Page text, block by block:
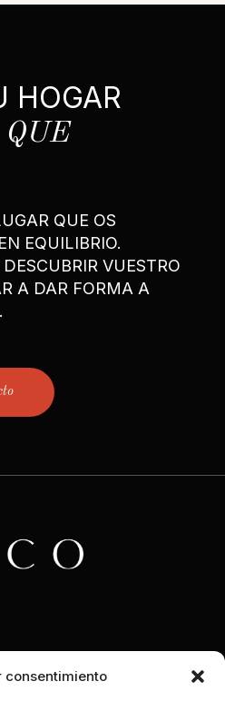
consentimiento
HOGAR
QUE OS
EQUILIBRIO.
VUESTRO
A DAR FORMA A